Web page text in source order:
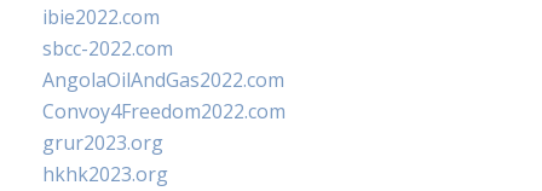
ibie2022.com
sbcc-2022.com
AngolaOilAndGas2022.com
Convoy4Freedom2022.com
grur2023.org
hkhk2023.org